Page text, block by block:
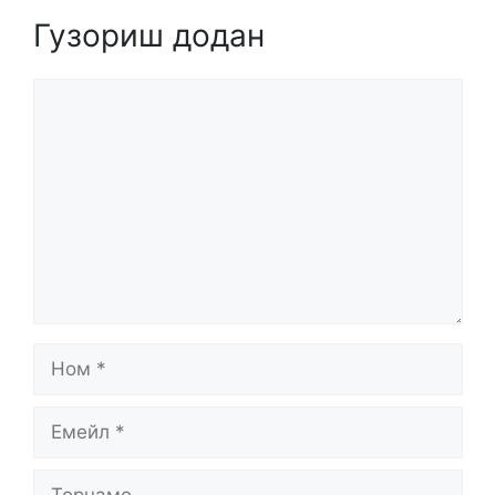
Гузориш додан
Ном
Емейл
Торнамо